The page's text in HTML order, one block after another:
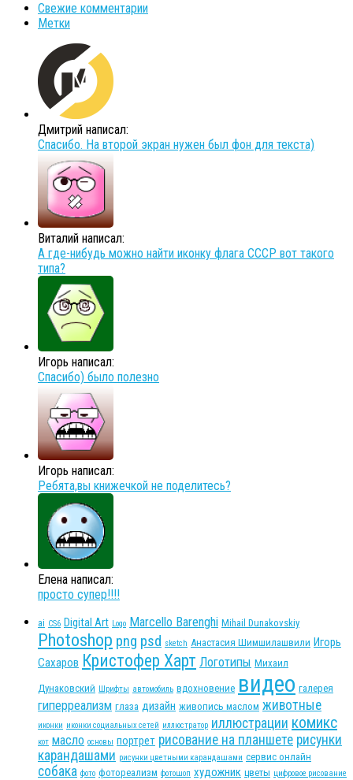
Свежие комментарии
Метки
Дмитрий написал:
Спасибо. На второй экран нужен был фон для текста)
Виталий написал:
А где-нибудь можно найти иконку флага СССР вот такого
типа?
Игорь написал:
Спасибо) было полезно
Игорь написал:
Ребята,вы книжечкой не поделитесь?
Елена написал:
просто супер!!!!
ai CS6 Digital Art Logo Marcello Barenghi Mihail Dunakovskiy
Photoshop png psd sketch Анастасия Шимшилашвили Игорь
Сахаров Кристофер Харт Логотипы Михаил
Дунаковский Шрифты автомобиль вдохновение видео галерея
гиперреализм глаза дизайн живопись маслом животные
иконки иконки социальных сетей иллюстратор иллюстрации комикс
кот масло основы портрет рисование на планшете рисунки
карандашами рисунки цветными карандашами сервис онлайн
собака фото фотореализм фотошоп художник цветы цифровое рисование